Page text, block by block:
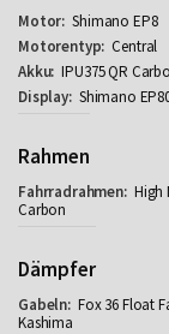
Shimano EP8
Central
IPU375 QR
Shimano
Rahmen
High
Carbon
Dämpfer
Fox 36 Float
Kashima